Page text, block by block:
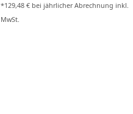
*129,48 € bei jährlicher Abrechnung inkl.
MwSt.